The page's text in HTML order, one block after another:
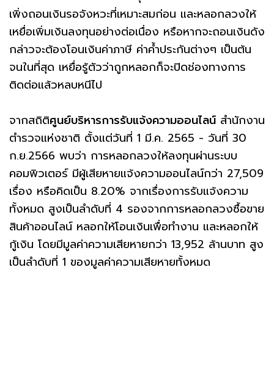
เพิ่งถอนเงินรอจังหวะที่เหมาะสมก่อน และหลอกลวงให้
เหยื่อเพิ่มเงินลงทุนอย่างต่อเนื่อง หรือหากจะถอนเงินดัง
กล่าวจะต้องโอนเงินค่าภาษี ค่าค้ำประกันต่างๆ เป็นต้น
จนในที่สุด เหยื่อรู้ตัวว่าถูกหลอกก็จะปิดช่องทางการ
ติดต่อแล้วหลบหนีไป
จากสถิติศูนย์บริหารการรับแจ้งความออนไลน์ สำนักงาน
ตำรวจแห่งชาติ ตั้งแต่วันที่ 1 มี.ค. 2565 - วันที่ 30
ก.ย.2566 พบว่า การหลอกลวงให้ลงทุนผ่านระบบ
คอมพิวเตอร์ มีผู้เสียหายแจ้งความออนไลน์กว่า 27,509
เรื่อง หรือคิดเป็น 8.20% จากเรื่องการรับแจ้งความ
ทั้งหมด สูงเป็นลำดับที่ 4 รองจากการหลอกลวงซื้อขาย
สินค้าออนไลน์ หลอกให้โอนเงินเพื่อทำงาน และหลอกให้
กู้เงิน โดยมีมูลค่าความเสียหายกว่า 13,952 ล้านบาท สูง
เป็นลำดับที่ 1 ของมูลค่าความเสียหายทั้งหมด